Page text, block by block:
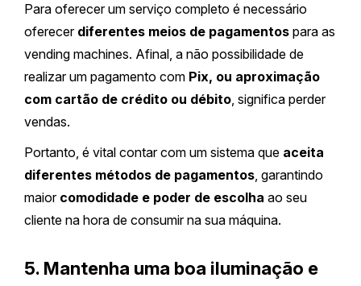
Para oferecer um serviço completo é necessário
oferecer diferentes meios de pagamentos para as
vending machines. Afinal, a não possibilidade de
realizar um pagamento com Pix, ou aproximação
com cartão de crédito ou débito, significa perder
vendas.
Portanto, é vital contar com um sistema que aceita
diferentes métodos de pagamentos, garantindo
maior comodidade e poder de escolha ao seu
cliente na hora de consumir na sua máquina.
5. Mantenha uma boa iluminação e